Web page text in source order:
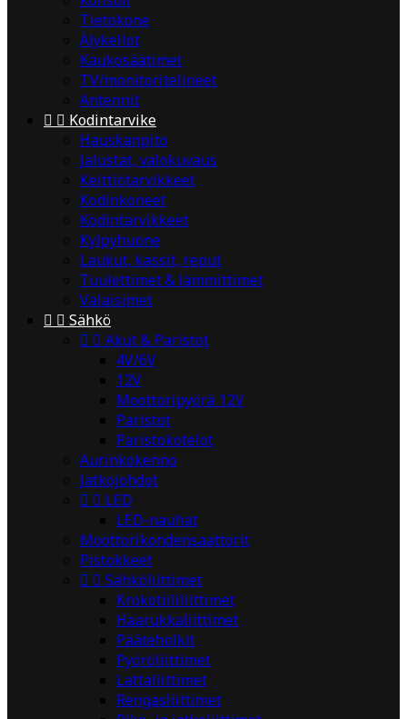
Tietokone
Älykellot
Kaukosäätimet
TV/monitoritelineet
Antennit
  Kodintarvike
Hauskanpito
Jalustat, valokuvaus
Keittiötarvikkeet
Kodinkoneet
Kodintarvikkeet
Kylpyhuone
Laukut, kassit, reput
Tuulettimet & lämmittimet
Valaisimet
  Sähkö
  Akut & Paristot
4V/6V
12V
Moottoripyörä 12V
Paristot
Paristokotelot
Aurinkokenno
Jatkojohdot
  LED
LED-nauhat
Moottorikondensaattorit
Pistokkeet
  Sähköliittimet
Krokotiililiittimet
Haarukkaliittimet
Pääteholkit
Pyöröliittimet
Lattaliittimet
Rengasliittimet